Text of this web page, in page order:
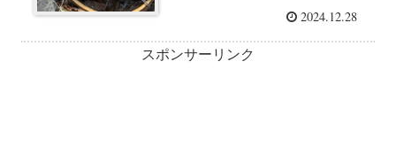
2024.12.28
スポンサーリンク